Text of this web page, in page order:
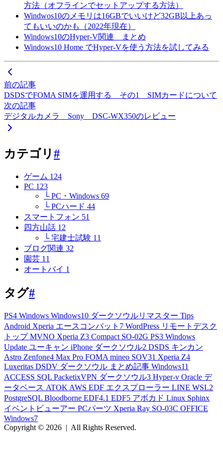
方法（オフラインでセットアップする方法）
Windwos10のメモリは16GBでいいけど32GB以上あっ
てもいいのかも（2022年現在）
Windows10のHyper-V関連 まとめ
Windows10 Home でHyper-Vを使う方法を試してみる
前の記事
DSDSでFOMA SIMを運用する その1 SIMカードについて
次の記事
デジタルカメラ Sony DSC-WX350のレビュー
カテゴリ #
ゲーム 124
PC 123
└ PC・Windows 69
└ PCハード 44
スマートフォン 51
四方山話 12
└ 宅建士試験 11
ブログ関連 32
園芸 11
オートバイ 1
タグ#
PS4 Windows Windows10 ダークソウルリマスター Tips
Android Xperia エースコンバット7 WordPress リモートデスク
トップMVNO Xperia Z3 Compact SO-02G PS3 Windows
Update ユーキャン iPhone ダークソウル2 DSDS キンカン
Astro Zenfone4 Max Pro FOMA mineo SOV31 Xperia Z4
Luxeritas DSDV ダークソウル まとめ記事 Windows11
ACCESS SQL PacketixVPN ダークソウル3 Hyper-v Oracle デ
ータベース ATOK AWS EDF エクスプローラー LINE WSL2
PostgreSQL Bloodborne EDF4.1 EDF5 アボカド Linux Sphinx
イベントビューアー PCパーツ Xperia Ray SO-03C OFFICE
Windows7
Copyright © 2026 | All Rights Reserved.